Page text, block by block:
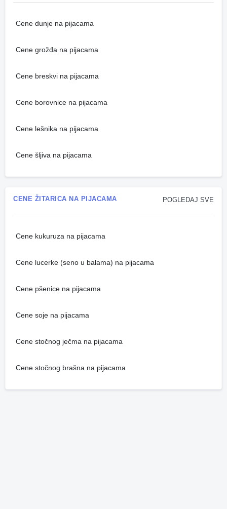
Cene dunje na pijacama
Cene grožđa na pijacama
Cene breskvi na pijacama
Cene borovnice na pijacama
Cene lešnika na pijacama
Cene šljiva na pijacama
POGLEDAJ SVE
CENE ŽITARICA NA PIJACAMA
Cene kukuruza na pijacama
Cene lucerke (seno u balama) na pijacama
Cene pšenice na pijacama
Cene soje na pijacama
Cene stočnog ječma na pijacama
Cene stočnog brašna na pijacama